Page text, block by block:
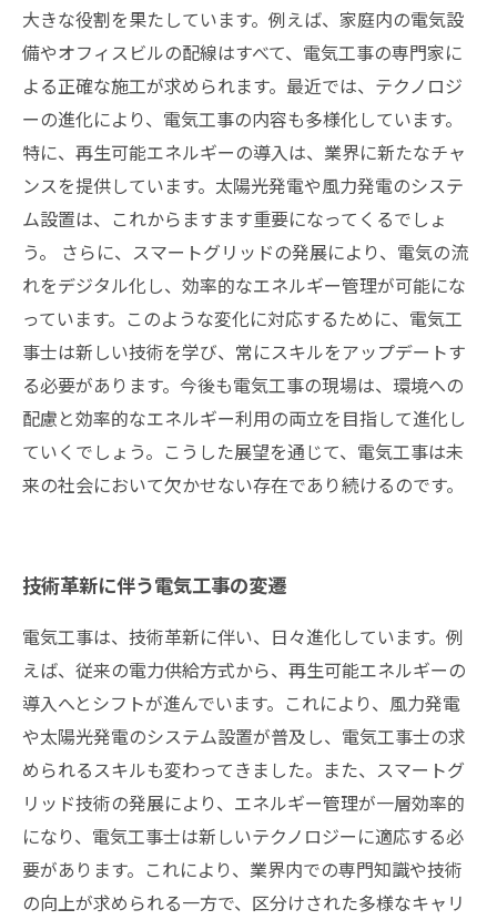
大きな役割を果たしています。例えば、家庭内の電気設
備やオフィスビルの配線はすべて、電気工事の専門家に
よる正確な施工が求められます。最近では、テクノロジ
ーの進化により、電気工事の内容も多様化しています。
特に、再生可能エネルギーの導入は、業界に新たなチャ
ンスを提供しています。太陽光発電や風力発電のシステ
ム設置は、これからますます重要になってくるでしょ
う。 さらに、スマートグリッドの発展により、電気の流
れをデジタル化し、効率的なエネルギー管理が可能にな
っています。このような変化に対応するために、電気工
事士は新しい技術を学び、常にスキルをアップデートす
る必要があります。今後も電気工事の現場は、環境への
配慮と効率的なエネルギー利用の両立を目指して進化し
ていくでしょう。こうした展望を通じて、電気工事は未
来の社会において欠かせない存在であり続けるのです。
技術革新に伴う電気工事の変遷
電気工事は、技術革新に伴い、日々進化しています。例
えば、従来の電力供給方式から、再生可能エネルギーの
導入へとシフトが進んでいます。これにより、風力発電
や太陽光発電のシステム設置が普及し、電気工事士の求
められるスキルも変わってきました。また、スマートグ
リッド技術の発展により、エネルギー管理が一層効率的
になり、電気工事士は新しいテクノロジーに適応する必
要があります。これにより、業界内での専門知識や技術
の向上が求められる一方で、区分けされた多様なキャリ